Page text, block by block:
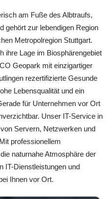
am Fuße des Albtraufs,
gehört zur lebendigen Region
Metropolregion Stuttgart.
ihre Lage im Biosphärengebiet
Geopark mit einzigartiger
rezertifizierte Gesunde
Lebensqualität und ein
für Unternehmen vor Ort
Unser IT-Service in
Servern, Netzwerken und
professionellem
naturnahe Atmosphäre der
IT-Dienstleistungen und
Ihnen vor Ort.